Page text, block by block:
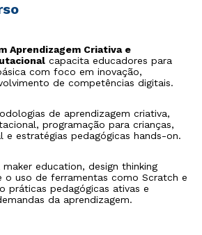
Aprendizagem Criativa e
capacita educadores para
com foco em inovação,
de competências digitais.
de aprendizagem criativa,
programação para crianças,
e estratégias pedagógicas hands-on.
education, design thinking
o uso de ferramentas como Scratch e
práticas pedagógicas ativas e
da aprendizagem.